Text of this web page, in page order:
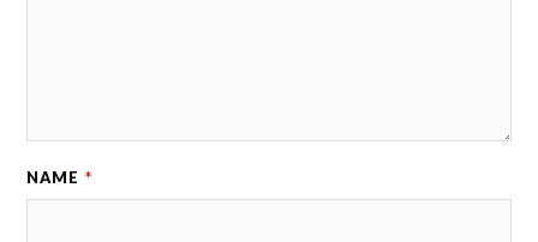
NAME *